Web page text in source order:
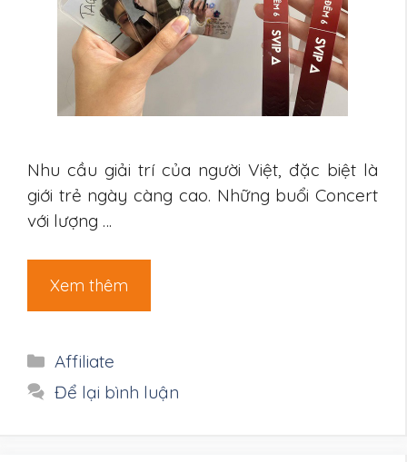
Nhu cầu giải trí của người Việt, đặc biệt là
giới trẻ ngày càng cao. Những buổi Concert
với lượng …
Xem thêm
Danh
mục
Affiliate
Để lại bình luận